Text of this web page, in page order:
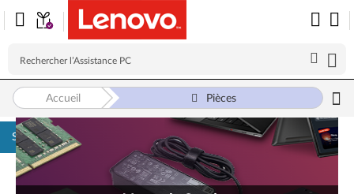
Skip to content
Accueil Pièces